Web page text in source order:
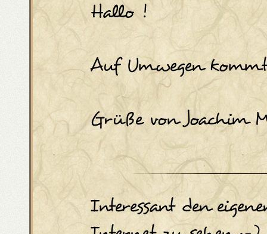
Hallo !
Auf Umwegen
Grüße von Joachim
Interessant den